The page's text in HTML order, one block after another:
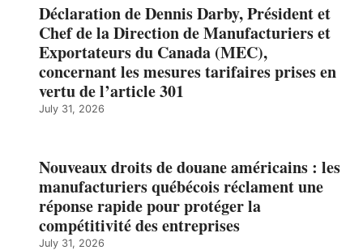
Déclaration de Dennis Darby, Président et
Chef de la Direction de Manufacturiers et
Exportateurs du Canada (MEC),
concernant les mesures tarifaires prises en
vertu de l’article 301
July 31, 2026
Nouveaux droits de douane américains : les
manufacturiers québécois réclament une
réponse rapide pour protéger la
compétitivité des entreprises
July 31, 2026